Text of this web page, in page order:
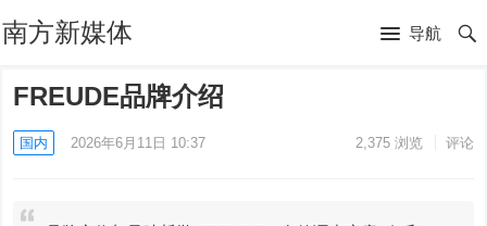
南方新媒体 导航
FREUDE品牌介绍
国内 2026年6月11日 10:37 2,375浏览 评论